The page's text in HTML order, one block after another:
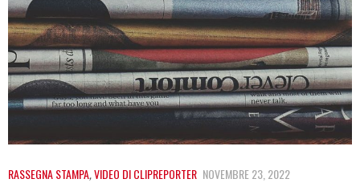
RASSEGNA STAMPA,VIDEO DI CLIPREPORTER NOVEMBRE 23, 2022